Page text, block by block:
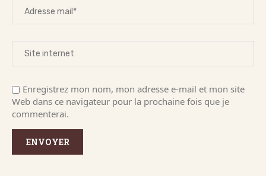
Enregistrez mon nom, mon adresse e-mail et mon site
Web dans ce navigateur pour la prochaine fois que je
commenterai.